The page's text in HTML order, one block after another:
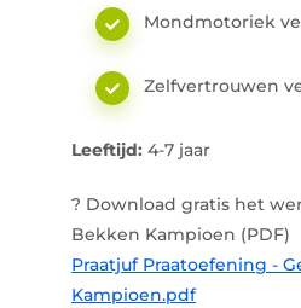
Mondmotoriek
Zelfvertrouwen
Leeftijd: 4-7 jaar
? Download gratis het
Bekken Kampioen (PDF)
Praatjuf Praatoefening -
Kampioen.pdf